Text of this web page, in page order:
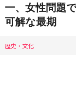
一、女性問題
可解な最期
歴史・文化